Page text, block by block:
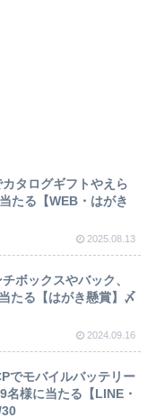
タログギフトやえら
たる【WEB・はがき
2025.08.13
ボックスやバック、
たる【はがき懸賞】〆
2024.09.16
でモバイルバッテリー
名様に当たる【LINE・
30